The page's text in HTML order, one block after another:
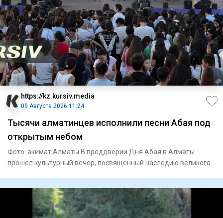
https://kz.kursiv.media
09 Августа 2026 11:24
Тысячи алматинцев исполнили песни Абая под
открытым небом
Фото: акимат Алматы В преддверии Дня Абая в Алматы
прошел культурный вечер, посвященный наследию великого